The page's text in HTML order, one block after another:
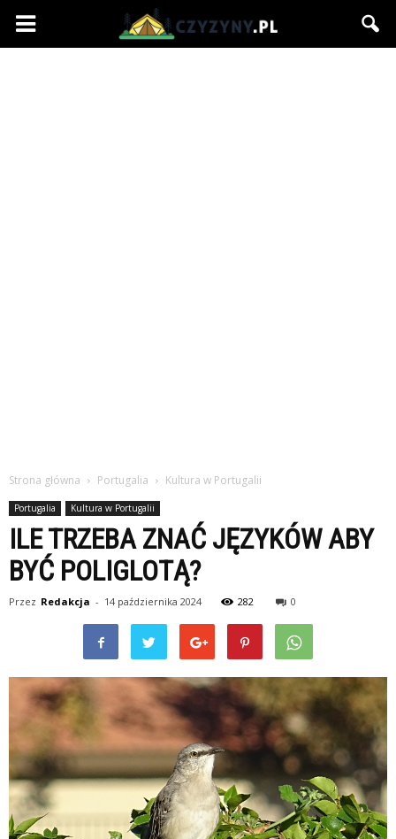
Czyzyny.pl
Strona główna Portugalia Kultura w Portugalii
Portugalia Kultura w Portugalii
ILE TRZEBA ZNAĆ JĘZYKÓW ABY
BYĆ POLIGLOTĄ?
Przez Redakcja - 14 października 2024 282 0